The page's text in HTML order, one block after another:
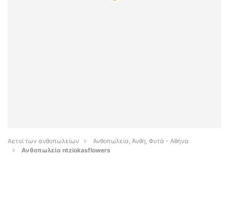
Αετοί των ανθοπωλείων
Ανθοπωλεία, Άνθη, Φυτά - Αθήνα
Ανθοπωλεία ntziokasflowers